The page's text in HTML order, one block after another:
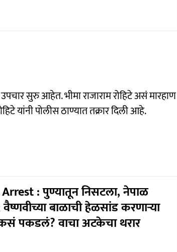
सुरु आहेत. भीमा राजाराम रोहिटे असं मारहाण
यांनी पोलीस ठाण्यात तक्रार दिली आहे.
: पुण्यातून निसटला, नेपाळ
वैष्णवीच्या बाळाची हेळसांड करणाऱ्या
पकडलं? वाचा अटकेचा थरार